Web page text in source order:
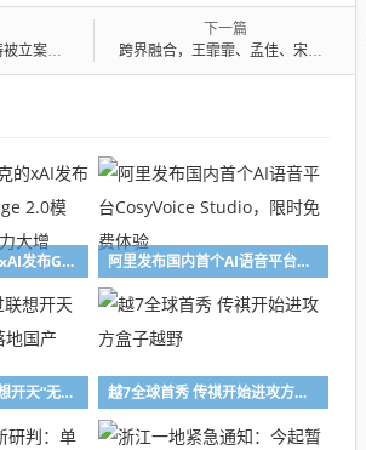
责任与未来
下一篇
跨界融合，王霏霏、孟佳、宋妍霏等明星合唱我的地盘的跨界魅力
全球第二！马斯克的xAI发布Grok Imagine Image 2.0模型：AI生图/编辑能力大增 阿里发布国内首个AI语音平台CosyVoice Studio，限时免费体验
WorkBuddy通过联想开天“无界”兼容方案，落地国产AIPC 越7全球首秀 传祺开始进攻方盒子越野